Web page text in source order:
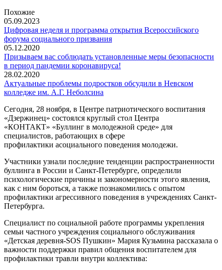
Похожие
05.09.2023
Цифровая неделя и программа открытия Всероссийского
форума социального призвания
05.12.2020
Призываем вас соблюдать установленные меры безопасности
в период пандемии коронавируса!
28.02.2020
Актуальные проблемы подростков обсудили в Невском
колледже им. А.Г. Неболсина
Сегодня, 28 ноября, в Центре патриотического воспитания
«Дзержинец» состоялся круглый стол Центра
«КОНТАКТ» «Буллинг в молодежной среде» для
специалистов, работающих в сфере
профилактики асоциального поведения молодежи.
Участники узнали последние тенденции распространенности
буллинга в России и Санкт-Петербурге, определили
психологические причины и закономерности этого явления,
как с ним бороться, а также познакомились с опытом
профилактики агрессивного поведения в учреждениях Санкт-
Петербурга.
Специалист по социальной работе программы укрепления
семьи частного учреждения социального обслуживания
«Детская деревня-SOS Пушкин» Мария Кузьмина рассказала о
важности поддержки правил общения воспитателем для
профилактики травли внутри коллектива: